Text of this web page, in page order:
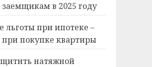
в 2025 году
льготы при ипотеке –
покупке квартиры
натяжной